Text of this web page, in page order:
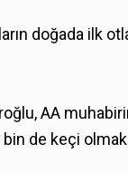
doğada ilk
AA
de keçi